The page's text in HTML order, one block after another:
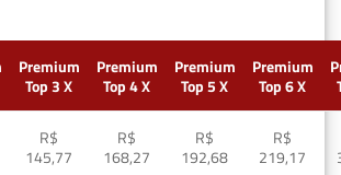
Premium
Top 3 X
Premium
Top 4 X
Premium
Top 5 X
Premium
Top 6 X
R$
145,77
R$
168,27
R$
192,68
R$
219,17